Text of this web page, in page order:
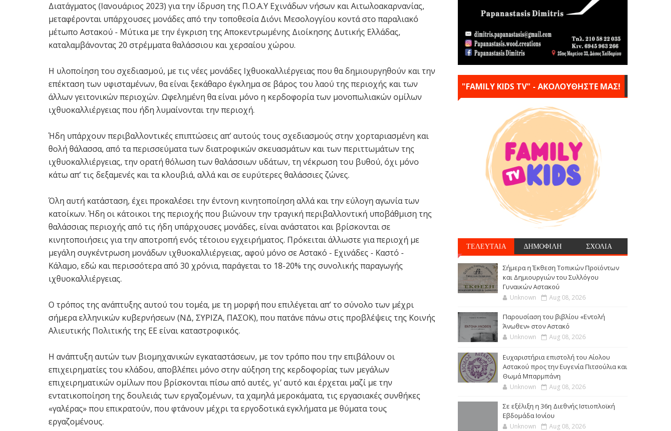
Διατάγματος (Ιανουάριος 2023) για την ίδρυση της Π.Ο.Α.Υ Εχινάδων νήσων και Αιτωλοακαρνανίας,
μεταφέρονται υπάρχουσες μονάδες από την τοποθεσία Διόνι Μεσολογγίου κοντά στο παραλιακό
μέτωπο Αστακού - Μύτικα με την έγκριση της Αποκεντρωμένης Διοίκησης Δυτικής Ελλάδας,
καταλαμβάνοντας 20 στρέμματα θαλάσσιου και χερσαίου χώρου.
Η υλοποίηση του σχεδιασμού, με τις νέες μονάδες Ιχθυοκαλλιέργειας που θα δημιουργηθούν και την
επέκταση των υφισταμένων, θα είναι ξεκάθαρο έγκλημα σε βάρος του λαού της περιοχής και των
άλλων γειτονικών περιοχών. Ωφελημένη θα είναι μόνο η κερδοφορία των μονοπωλιακών ομίλων
ιχθυοκαλλιέργειας που ήδη λυμαίνονται την περιοχή.
Ήδη υπάρχουν περιβαλλοντικές επιπτώσεις απ’ αυτούς τους σχεδιασμούς στην χορταριασμένη και
θολή θάλασσα, από τα περισσεύματα των διατροφικών σκευασμάτων και των περιττωμάτων της
ιχθυοκαλλιέργειας, την ορατή θόλωση των θαλάσσιων υδάτων, τη νέκρωση του βυθού, όχι μόνο
κάτω απ’ τις δεξαμενές και τα κλουβιά, αλλά και σε ευρύτερες θαλάσσιες ζώνες.
Όλη αυτή κατάσταση, έχει προκαλέσει την έντονη κινητοποίηση αλλά και την εύλογη αγωνία των
κατοίκων. Ήδη οι κάτοικοι της περιοχής που βιώνουν την τραγική περιβαλλοντική υποβάθμιση της
θαλάσσιας περιοχής από τις ήδη υπάρχουσες μονάδες, είναι ανάστατοι και βρίσκονται σε
κινητοποιήσεις για την αποτροπή ενός τέτοιου εγχειρήματος. Πρόκειται άλλωστε για περιοχή με
μεγάλη συγκέντρωση μονάδων ιχθυοκαλλιέργειας, αφού μόνο σε Αστακό - Εχινάδες - Καστό -
Κάλαμο, εδώ και περισσότερα από 30 χρόνια, παράγεται το 18-20% της συνολικής παραγωγής
ιχθυοκαλλιέργειας.
Ο τρόπος της ανάπτυξης αυτού του τομέα, με τη μορφή που επιλέγεται απ’ το σύνολο των μέχρι
σήμερα ελληνικών κυβερνήσεων (ΝΔ, ΣΥΡΙΖΑ, ΠΑΣΟΚ), που πατάνε πάνω στις προβλέψεις της Κοινής
Αλιευτικής Πολιτικής της ΕΕ είναι καταστροφικός.
Η ανάπτυξη αυτών των βιομηχανικών εγκαταστάσεων, με τον τρόπο που την επιβάλουν οι
επιχειρηματίες του κλάδου, αποβλέπει μόνο στην αύξηση της κερδοφορίας των μεγάλων
επιχειρηματικών ομίλων που βρίσκονται πίσω από αυτές, γι’ αυτό και έρχεται μαζί με την
εντατικοποίηση της δουλειάς των εργαζομένων, τα χαμηλά μεροκάματα, τις εργασιακές συνθήκες
«γαλέρας» που επικρατούν, που φτάνουν μέχρι τα εργοδοτικά εγκλήματα με θύματα τους
εργαζομένους.
"FAMILY KIDS TV" - ΑΚΟΛΟΥΘΗΣΤΕ ΜΑΣ!
ΤΕΛΕΥΤΑΙΑ ΔΗΜΟΦΙΛΗ ΣΧΟΛΙΑ
Σήμερα η Έκθεση Τοπικών Προϊόντων
και Δημιουργιών του Συλλόγου
Γυναικών Αστακού
Unknown Aug 08, 2026
Παρουσίαση του βιβλίου «Εντολή
Άνωθεν» στον Αστακό
Unknown Aug 08, 2026
Ευχαριστήρια επιστολή του Αίολου
Αστακού προς την Ευγενία Πιτσούλια και
Θωμά Μπαρμπάνη
Unknown Aug 08, 2026
Σε εξέλιξη η 36η Διεθνής Ιστιοπλοϊκή
Εβδομάδα Ιονίου
Unknown Aug 08, 2026